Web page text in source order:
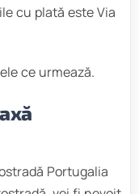
cu plată este Via
ce urmează.
Portugalia